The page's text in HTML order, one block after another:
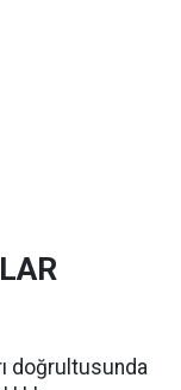
doğrultusunda